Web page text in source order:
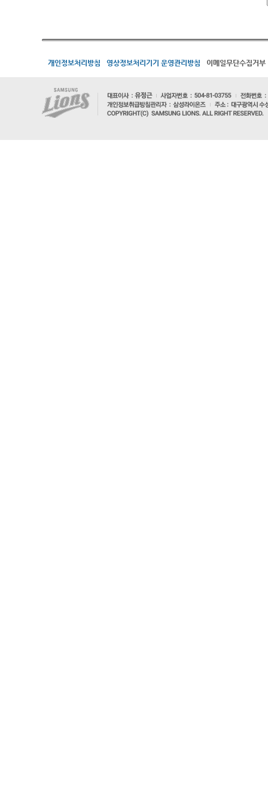
개인정보처리방침 영상정보처리기기 운영관리방침 이메일무단수집거부